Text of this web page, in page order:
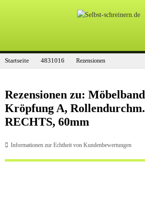
Startseite 4831016 Rezensionen
Rezensionen zu:
Kröpfung A,
RECHTS, 60mm
Informationen zur Echtheit von Kundenbewertungen